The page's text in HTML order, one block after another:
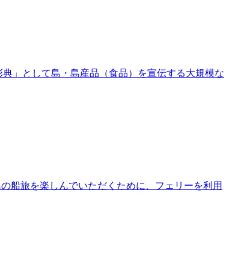
」として島・島産品（食品）を宣伝する大規模な
船旅を楽しんでいただくために、フェリーを利用